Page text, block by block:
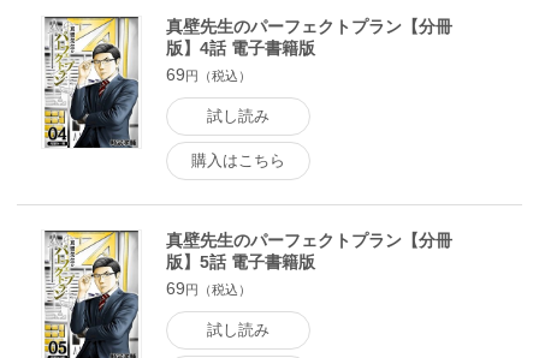
真壁先生のパーフェクトプラン【分冊
版】4話 電子書籍版
69円（税込）
試し読み
購入はこちら
真壁先生のパーフェクトプラン【分冊
版】5話 電子書籍版
69円（税込）
試し読み